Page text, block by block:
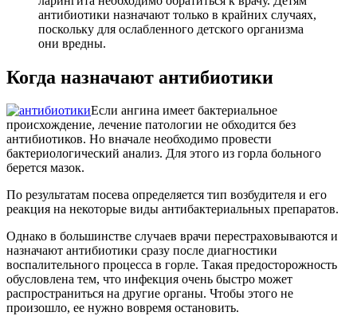
антибиотики назначают только в крайних случаях,
поскольку для ослабленного детского организма
они вредны.
Когда назначают антибиотики
Если ангина имеет бактериальное
происхождение, лечение патологии не обходится без
антибиотиков. Но вначале необходимо провести
бактериологический анализ. Для этого из горла больного
берется мазок.
По результатам посева определяется тип возбудителя и его
реакция на некоторые виды антибактериальных препаратов.
Однако в большинстве случаев врачи перестраховываются и
назначают антибиотики сразу после диагностики
воспалительного процесса в горле. Такая предосторожность
обусловлена тем, что инфекция очень быстро может
распространиться на другие органы. Чтобы этого не
произошло, ее нужно вовремя остановить.